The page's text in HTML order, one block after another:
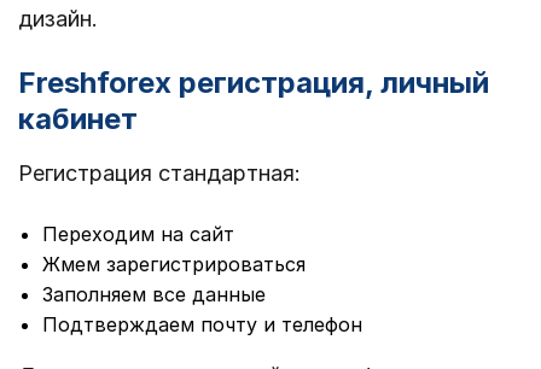
дизайн.
Freshforex регистрация, личный
кабинет
Регистрация стандартная:
Переходим на сайт
Жмем зарегистрироваться
Заполняем все данные
Подтверждаем почту и телефон